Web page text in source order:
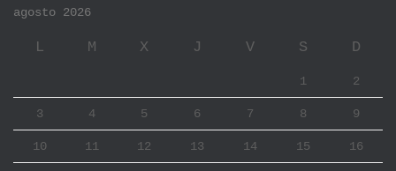
agosto 2026
L M X J V S D
1 2
3 4 5 6 7 8 9
10 11 12 13 14 15 16